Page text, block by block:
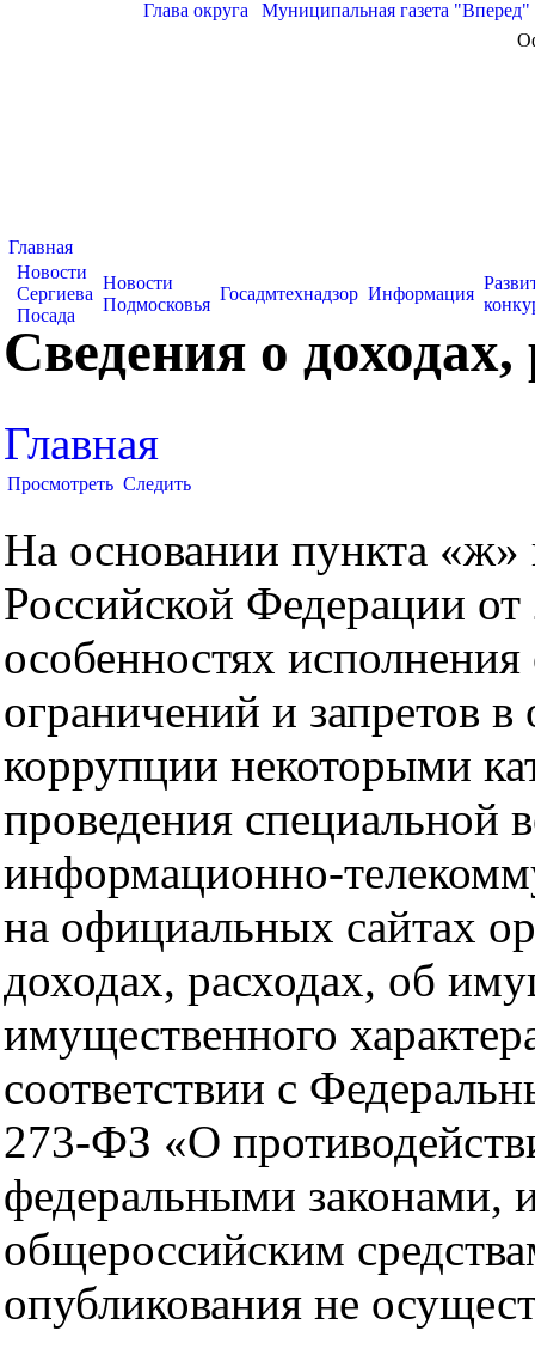
Глава округа Муниципальная газета "Вперед"
Главная
Новости
Сергиева
Посада
Новости
Подмосковья
Госадмтехнадзор Информация
Сведения о
Главная
Просмотреть Следить
На основании пункта «ж»
Российской Федерации
особенностях
ограничений и запретов в
коррупции некоторыми
проведения специальной
информационно-
на официальных сайтах
доходах, расходах, об
имущественного
соответствии с
273-ФЗ «О
федеральными законами,
общероссийским
опубликования не